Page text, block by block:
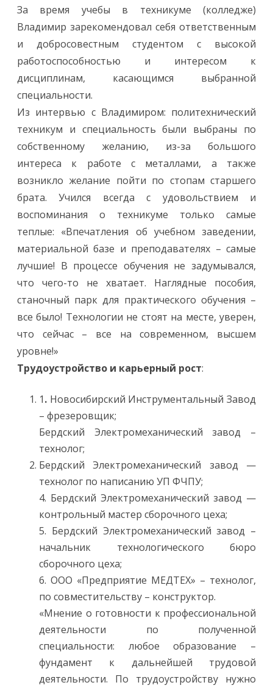
За время учебы в техникуме (колледже)
Владимир зарекомендовал себя ответственным
и добросовестным студентом с высокой
работоспособностью и интересом к
дисциплинам, касающимся выбранной
специальности.
Из интервью с Владимиром: политехнический
техникум и специальность были выбраны по
собственному желанию, из-за большого
интереса к работе с металлами, а также
возникло желание пойти по стопам старшего
брата. Учился всегда с удовольствием и
воспоминания о техникуме только самые
теплые: «Впечатления об учебном заведении,
материальной базе и преподавателях – самые
лучшие! В процессе обучения не задумывался,
что чего-то не хватает. Наглядные пособия,
станочный парк для практического обучения –
все было! Технологии не стоят на месте, уверен,
что сейчас – все на современном, высшем
уровне!»
Трудоустройство и карьерный рост:
1. Новосибирский Инструментальный Завод
– фрезеровщик;
Бердский Электромеханический завод –
технолог;
Бердский Электромеханический завод —
технолог по написанию УП ФЧПУ;
4. Бердский Электромеханический завод —
контрольный мастер сборочного цеха;
5. Бердский Электромеханический завод –
начальник технологического бюро
сборочного цеха;
6. ООО «Предприятие МЕДТЕХ» – технолог,
по совместительству – конструктор.
«Мнение о готовности к профессиональной
деятельности по полученной
специальности: любое образование –
фундамент к дальнейшей трудовой
деятельности. По трудоустройству нужно